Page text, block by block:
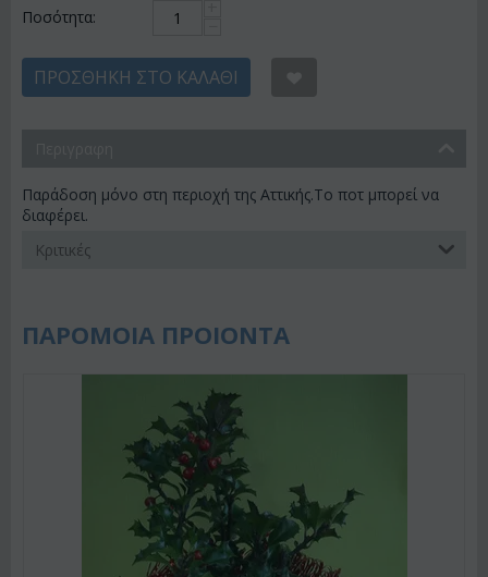
Ποσότητα:
ΠΡΟΣΘΉΚΗ ΣΤΟ ΚΑΛΆΘΙ
Παράδοση μόνο στη περιοχή της Αττικής.Το ποτ μπορεί να
διαφέρει.
Κριτικές
ΠΑΡΟΜΟΙΑ ΠΡΟΙΟΝΤΑ